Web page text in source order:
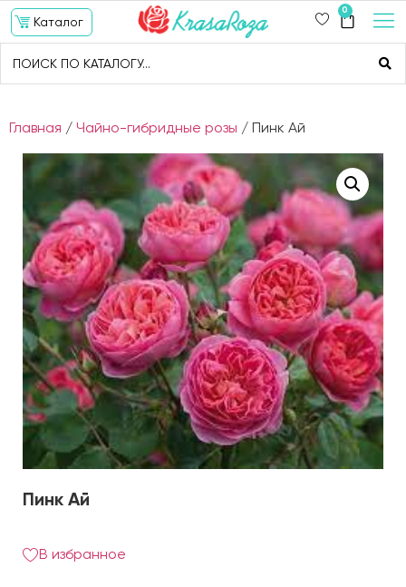
Каталог
0
Главная / Чайно-гибридные розы / Пинк Ай
Пинк Ай
В избранное